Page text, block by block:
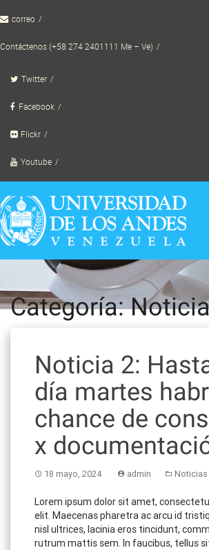
to correo
Contáctenos (+58 274 2401111 Me – Ve)
Twitter
Facebook
Flickr
Youtube
Categoría:
Noticia 2:
día martes
chance de
x
18 mayo, 2024 admin Noticias
Lorem ipsum dolor sit amet,
elit. Maecenas pharetra ac arcu id
nisl ultrices, lacinia eros tincidunt,
rutrum mattis sem. In faucibus, tellus